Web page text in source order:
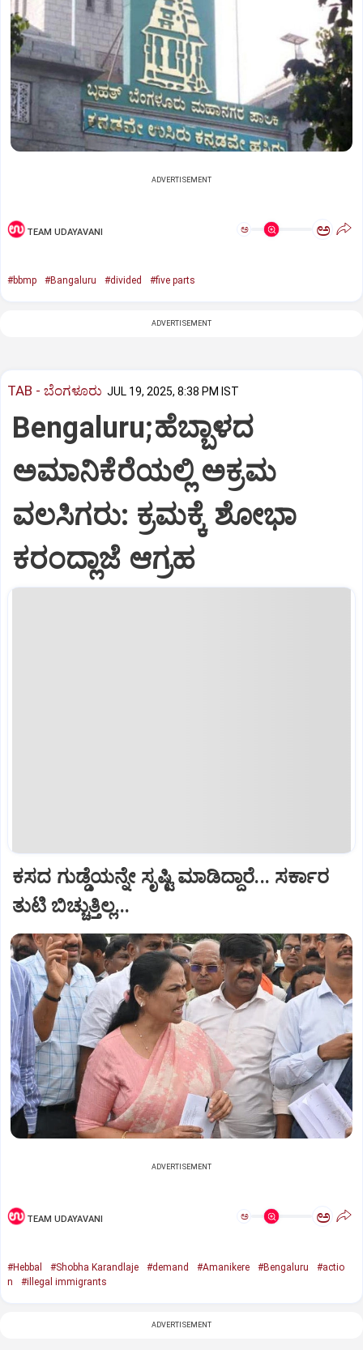
ADVERTISEMENT
TEAM UDAYAVANI ಅ ಅ
#bbmp #Bangaluru #divided #five parts
ADVERTISEMENT
TAB - ಬೆಂಗಳೂರು JUL 19, 2025, 8:38 PM IST
Bengaluru;ಹೆಬ್ಬಾಳದ
ಅಮಾನಿಕೆರೆಯಲ್ಲಿ ಅಕ್ರಮ
ವಲಸಿಗರು: ಕ್ರಮಕ್ಕೆ ಶೋಭಾ
ಕರಂದ್ಲಾಜೆ ಆಗ್ರಹ
ಕಸದ ಗುಡ್ಡೆಯನ್ನೇ ಸೃಷ್ಟಿ ಮಾಡಿದ್ದಾರೆ... ಸರ್ಕಾರ
ತುಟಿ ಬಿಚ್ಚುತ್ತಿಲ್ಲ...
ADVERTISEMENT
TEAM UDAYAVANI ಅ ಅ
#Hebbal #Shobha Karandlaje #demand #Amanikere #Bengaluru
#actio
n
#illegal immigrants
ADVERTISEMENT